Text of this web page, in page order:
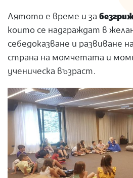
Лятото е време и за
които се надграждат в
себедоказване и развиване
страна на момчетата и
ученическа възраст.